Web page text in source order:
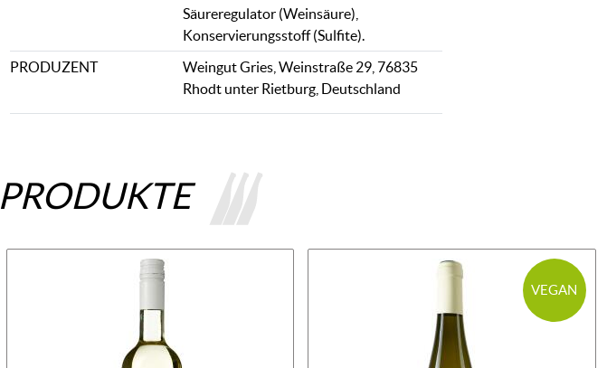
Säureregulator (Weinsäure),
Konservierungsstoff (Sulfite).
PRODUZENT
Weingut Gries, Weinstraße 29, 76835
Rhodt unter Rietburg, Deutschland
PRODUKTE
VEGAN